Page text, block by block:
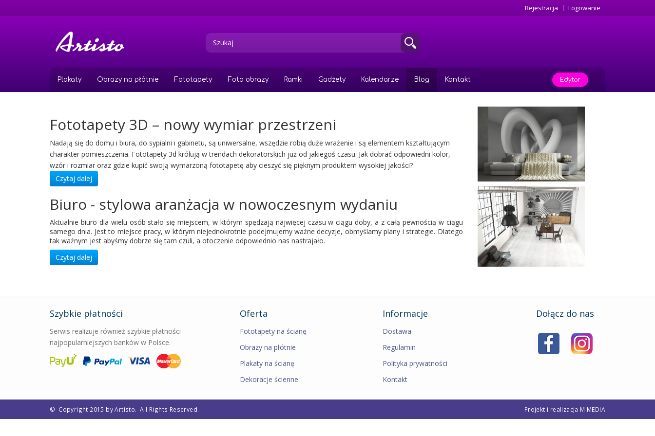
do
Rejestracja Logowanie
Plakaty Obrazy na płótnie Fototapety Foto obrazy Ramki Gadżety Kalendarze Blog Kontakt Edytor
Fototapety 3D – nowy wymiar przestrzeni
Nadają się do domu i biura, do sypialni i gabinetu, są uniwersalne, wszędzie robią duże wrażenie i są elementem kształtującym
charakter pomieszczenia. Fototapety 3d królują w trendach dekoratorskich już od jakiegoś czasu. Jak dobrać odpowiedni kolor,
wzór i rozmiar oraz gdzie kupić swoją wymarzoną fototapetę aby cieszyć się pięknym produktem wysokiej jakości?
Czytaj dalej
Biuro - stylowa aranżacja w nowoczesnym wydaniu
Aktualnie biuro dla wielu osób stało się miejscem, w którym spędzają najwięcej czasu w ciągu doby, a z całą pewnością w ciągu
samego dnia. Jest to miejsce pracy, w którym niejednokrotnie podejmujemy ważne decyzje, obmyślamy plany i strategie. Dlatego
tak ważnym jest abyśmy dobrze się tam czuli, a otoczenie odpowiednio nas nastrajało.
Czytaj dalej
Szybkie płatności
Serwis realizuje również szybkie płatności
najpopularniejszych banków w Polsce.
Oferta
Fototapety na ścianę
Obrazy na płótnie
Plakaty na ścianę
Dekoracje ścienne
Informacje
Dostawa
Regulamin
Polityka prywatności
Kontakt
Dołącz do nas
© Copyright 2015 by Artisto. All Rights Reserved. Projekt i realizacja MIMEDIA